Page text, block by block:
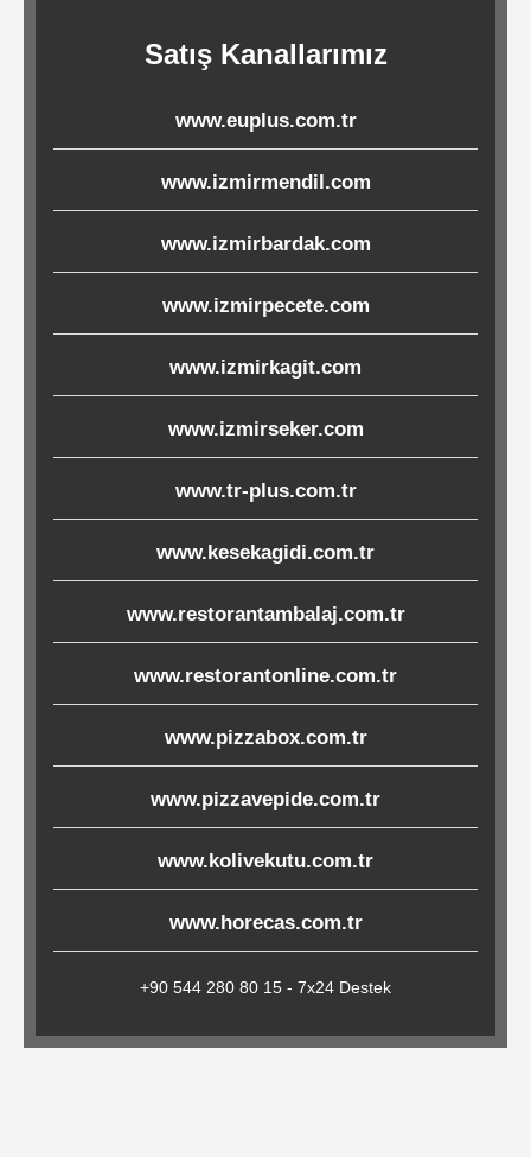
Ürünler
Porselen-
Seramik
Cam
Buklet
Ürünler
Torbaları
Tepsi
Altlıkları
Amerikan
Servisler
Kağıt
Kırtasiye
Ürünleri
Gıda
Satış Kanallarımız
www.euplus.com.tr
www.izmirmendil.com
www.izmirbardak.com
www.izmirpecete.com
www.izmirkagit.com
www.izmirseker.com
www.tr-plus.com.tr
www.kesekagidi.com.tr
www.restorantambalaj.com.tr
www.restorantonline.com.tr
www.pizzabox.com.tr
www.pizzavepide.com.tr
www.kolivekutu.com.tr
www.horecas.com.tr
+90 544 280 80 15 - 7x24 Destek